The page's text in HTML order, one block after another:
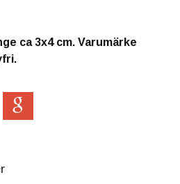
ca 3x4 cm. Varumärke